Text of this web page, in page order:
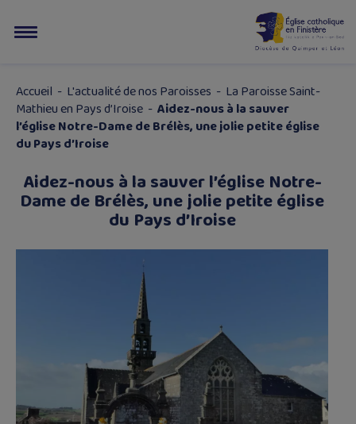
Accueil - L'actualité de nos Paroisses - La Paroisse Saint-
Mathieu en Pays d’Iroise - Aidez-nous à la sauver
l’église Notre-Dame de Brélès, une jolie petite église
du Pays d’Iroise
Aidez-nous à la sauver l’église Notre-
Dame de Brélès, une jolie petite église
du Pays d’Iroise